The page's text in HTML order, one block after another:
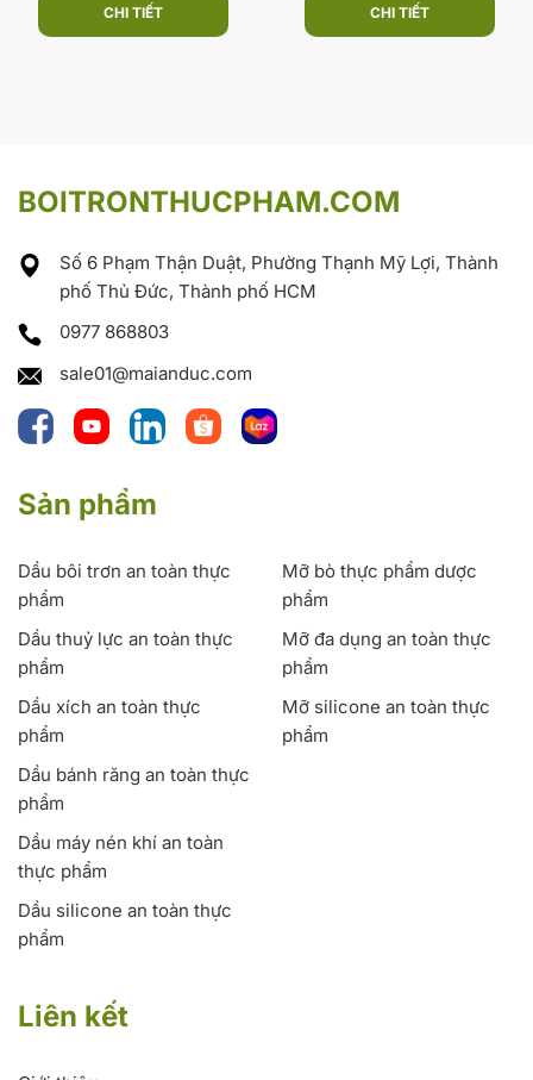
CHI TIẾT CHI TIẾT
BOITRONTHUCPHAM.COM
Số 6 Phạm Thận Duật, Phường Thạnh Mỹ Lợi, Thành
phố Thủ Đức, Thành phố HCM
0977 868803
sale01@maianduc.com
Sản phẩm
Dầu bôi trơn an toàn thực
phẩm
Mỡ bò thực phẩm dược
phẩm
Dầu thuỷ lực an toàn thực
phẩm
Mỡ đa dụng an toàn thực
phẩm
Dầu xích an toàn thực
phẩm
Mỡ silicone an toàn thực
phẩm
Dầu bánh răng an toàn thực
phẩm
Dầu máy nén khí an toàn
thực phẩm
Dầu silicone an toàn thực
phẩm
Liên kết